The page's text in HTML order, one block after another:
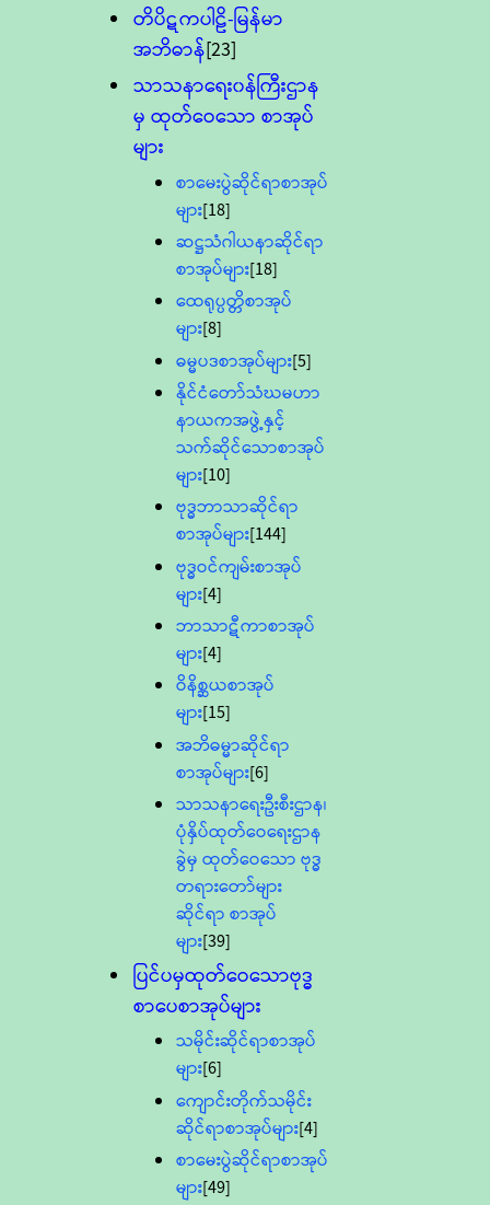
တိပိဋကပါဠိ-မြန်မာ
အဘိဓာန်[23]
သာသနာရေး၀န်ကြီးဌာန
မှ ထုတ်ဝေသော စာအုပ်
များ
စာမေးပွဲဆိုင်ရာစာအုပ်
များ[18]
ဆဋ္ဌသံဂါယနာဆိုင်ရာ
စာအုပ်များ[18]
ထေရုပ္ပတ္တိစာအုပ်
များ[8]
ဓမ္မပဒစာအုပ်များ[5]
နိုင်ငံတော်သံဃမဟာ
နာယကအဖွဲ့နှင့်
သက်ဆိုင်သောစာအုပ်
များ[10]
ဗုဒ္ဓဘာသာဆိုင်ရာ
စာအုပ်များ[144]
ဗုဒ္ဓဝင်ကျမ်းစာအုပ်
များ[4]
ဘာသာဋီကာစာအုပ်
များ[4]
ဝိနိစ္ဆယစာအုပ်
များ[15]
အဘိဓမ္မာဆိုင်ရာ
စာအုပ်များ[6]
သာသနာရေးဦးစီးဌာန၊
ပုံနှိပ်ထုတ်ဝေရေးဌာန
ခွဲမှ ထုတ်ဝေသော ဗုဒ္ဓ
တရားတော်များ
ဆိုင်ရာ စာအုပ်
များ[39]
ပြင်ပမှထုတ်ဝေသောဗုဒ္ဓ
စာပေစာအုပ်များ
သမိုင်းဆိုင်ရာစာအုပ်
များ[6]
ကျောင်းတိုက်သမိုင်း
ဆိုင်ရာစာအုပ်များ[4]
စာမေးပွဲဆိုင်ရာစာအုပ်
များ[49]